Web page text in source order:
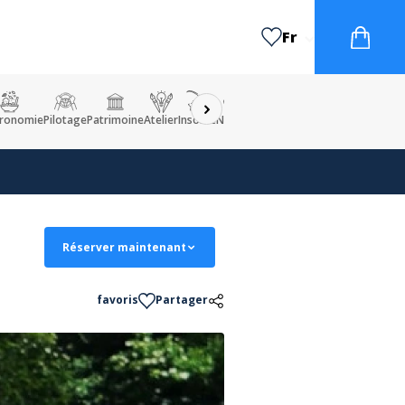
Fr
PilotagePatrimoineAtelierInsoliteNature
Réserver maintenant
favoris Partager